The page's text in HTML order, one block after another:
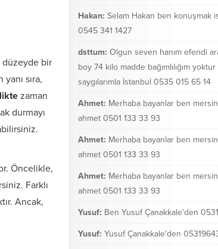
düzeyde bir
sıra,
zaman
durmayı
Öncelikle,
Farklı
Ancak,
Hakan: Selam Hakan ben konuşmak
0545 341 1427
dsttum: Olgun seven hanım efendi
boy 74 kilo madde bağımlılığım yoktur
saygılarımla İstanbul 0535 015 65 14
Ahmet: Merhaba bayanlar ben
ahmet 0501 133 33 93
Ahmet: Merhaba bayanlar ben
ahmet 0501 133 33 93
Ahmet: Merhaba bayanlar ben
ahmet 0501 133 33 93
Yusuf: Ben Yusuf Çanakkale'den
Yusuf: Yusuf Çanakkale'den